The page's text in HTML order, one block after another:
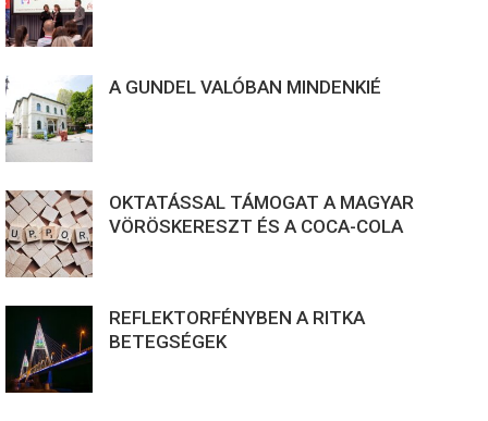
ALAPON
A GUNDEL VALÓBAN MINDENKIÉ
OKTATÁSSAL TÁMOGAT A MAGYAR
VÖRÖSKERESZT ÉS A COCA-COLA
REFLEKTORFÉNYBEN A RITKA
BETEGSÉGEK